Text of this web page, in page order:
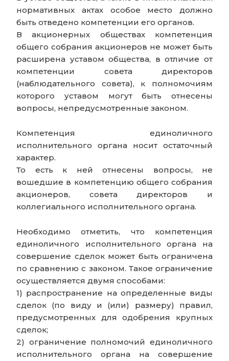
нормативных актах особое место должно
быть отведено компетенции его органов.
В акционерных обществах компетенция
общего собрания акционеров не может быть
расширена уставом общества, в отличие от
компетенции совета директоров
(наблюдательного совета), к полномочиям
которого уставом могут быть отнесены
вопросы, непредусмотренные законом.
Компетенция единоличного
исполнительного органа носит остаточный
характер.
То есть к ней отнесены вопросы, не
вошедшие в компетенцию общего собрания
акционеров, совета директоров и
коллегиального исполнительного органа.
Необходимо отметить, что компетенция
единоличного исполнительного органа на
совершение сделок может быть ограничена
по сравнению с законом. Такое ограничение
осуществляется двумя способами:
1) распространение на определенные виды
сделок (по виду и (или) размеру) правил,
предусмотренных для одобрения крупных
сделок;
2) ограничение полномочий единоличного
исполнительного органа на совершение